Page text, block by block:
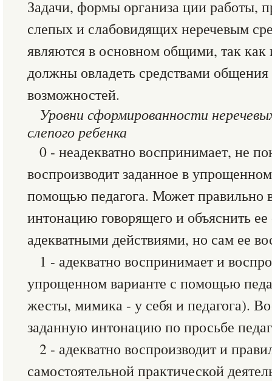
Задачи, формы организа ции работы,
слепых и слабовидящих неречевым
являются в основном общими, так как
должны овладеть средствами
возможностей.
Уровни сформированности
слепого ребенка
0 - неадекватно воспринимает, не
воспроизводит заданное в
помощью педагога. Может правильно
интонацию говорящего и объяснить
адекватными действиями, но сам ее
1 - адекватно воспринимает и
упрощенном варианте с помощью
жесты, мимика - у себя и педагога).
заданную интонацию по просьбе
2 - адекватно воспроизводит и
самостоятельной практической